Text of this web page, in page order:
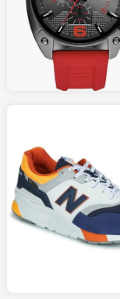
145.00
AMAZON.fr
109
SPARTOO.fr